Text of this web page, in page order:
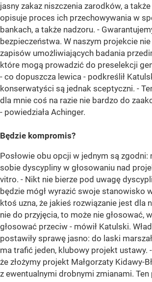
jasny zakaz niszczenia zarodków, a
opisuje proces ich przechowywania w
bankach, a także nadzoru. -
bezpieczeństwa. W naszym projekcie nie
zapisów umożliwiających badania
które mogą prowadzić do preselekcji
- co dopuszcza lewica - podkreślił
konserwatyści są jednak sceptyczni. -
dla mnie coś na razie nie bardzo do
- powiedziała Achinger.
Będzie kompromis?
Posłowie obu opcji w jednym są zgodni:
sobie dyscypliny w głosowaniu nad
vitro. - Nikt nie bierze pod uwagę
będzie mógł wyrazić swoje stanowisko
ktoś uzna, że jakieś rozwiązanie jest dla
nie do przyjęcia, to może nie głosować,
głosować przeciw - mówił Katulski.
postawiły sprawę jasno: do laski
ma trafić jeden, klubowy projekt ustawy.
że złożymy projekt Małgorzaty Kidawy-
z ewentualnymi drobnymi zmianami.